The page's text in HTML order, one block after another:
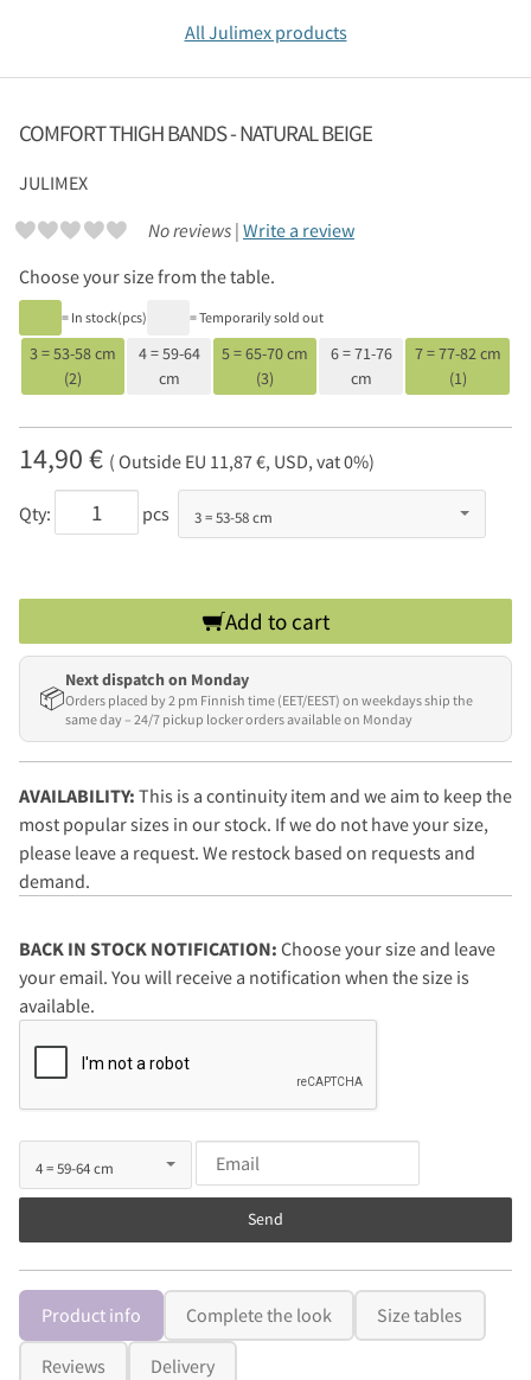
All Julimex products
COMFORT THIGH BANDS - NATURAL BEIGE
JULIMEX
No reviews | Write a review
Choose your size from the table.
= In stock(pcs) = Temporarily sold out
3 = 53-58 cm
(2)
4 = 59-64
cm
5 = 65-70 cm
(3)
6 = 71-76
cm
7 = 77-82 cm
(1)
14,90 € ( Outside EU 11,87 €, USD, vat 0%)
Qty: pcs
Add to cart
📦
Next dispatch on Monday
Orders placed by 2 pm Finnish time (EET/EEST) on weekdays ship the
same day – 24/7 pickup locker orders available on Monday
AVAILABILITY: This is a continuity item and we aim to keep the
most popular sizes in our stock. If we do not have your size,
please leave a request. We restock based on requests and
demand.
BACK IN STOCK NOTIFICATION: Choose your size and leave
your email. You will receive a notification when the size is
available.
Send
Product info Complete the look Size tables
Reviews Delivery